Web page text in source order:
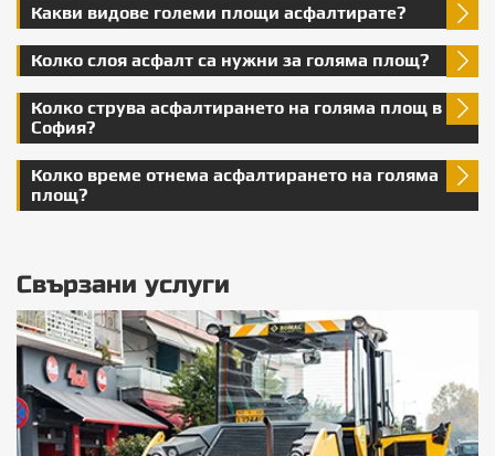
Какви видове големи площи асфалтирате?
Колко слоя асфалт са нужни за голяма площ?
Колко струва асфалтирането на голяма площ в
София?
Колко време отнема асфалтирането на голяма
площ?
Свързани услуги